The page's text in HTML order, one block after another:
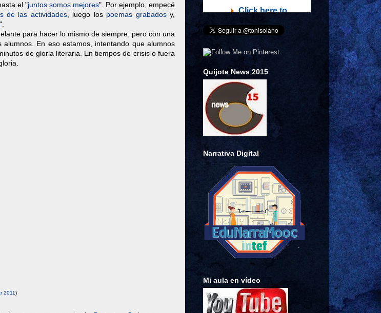
el "juntos somos mejores". Por ejemplo, empecé
de las actividades, luego los poemas grabadosy,
".
para hacer lo mismo de siempre, pero con una
En eso estamos, intentando que alumnos
de gloria literaria. En tiempos de crisis o fuera
2011)
Quijote News 2015
Narrativa Digital
Mi aula en vídeo